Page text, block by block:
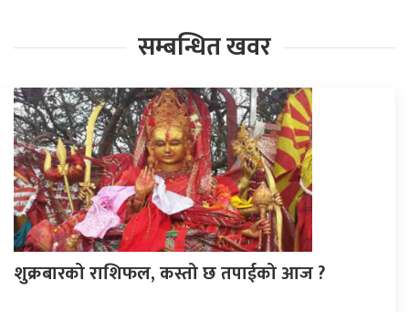
सम्बन्धित खवर
शुक्रबारको राशिफल, कस्तो छ तपाईको आज ?